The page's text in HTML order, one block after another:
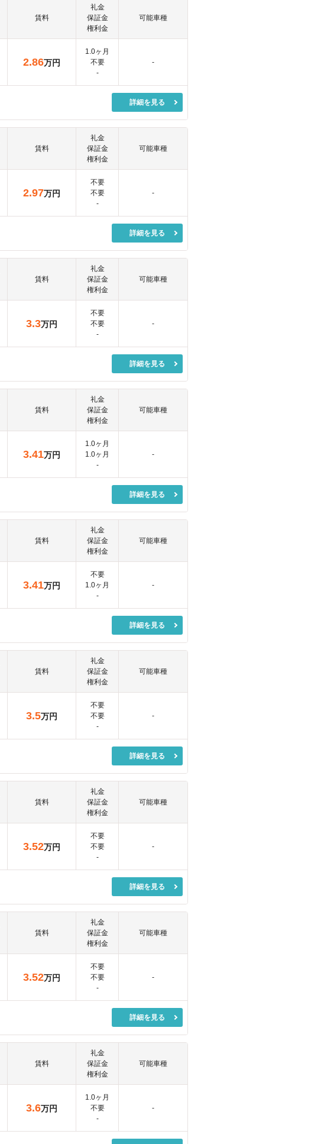
賃料
礼金
保証金
権利金
可能車種
2.86万円
1.0ヶ月
不要
-
-
詳細を見る
賃料
礼金
保証金
権利金
可能車種
2.97万円
不要
不要
-
-
詳細を見る
賃料
礼金
保証金
権利金
可能車種
3.3万円
不要
不要
-
-
詳細を見る
賃料
礼金
保証金
権利金
可能車種
3.41万円
1.0ヶ月
1.0ヶ月
-
-
詳細を見る
賃料
礼金
保証金
権利金
可能車種
3.41万円
不要
1.0ヶ月
-
-
詳細を見る
賃料
礼金
保証金
権利金
可能車種
3.5万円
不要
不要
-
-
詳細を見る
賃料
礼金
保証金
権利金
可能車種
3.52万円
不要
不要
-
-
詳細を見る
賃料
礼金
保証金
権利金
可能車種
3.52万円
不要
不要
-
-
詳細を見る
賃料
礼金
保証金
権利金
可能車種
3.6万円
1.0ヶ月
不要
-
-